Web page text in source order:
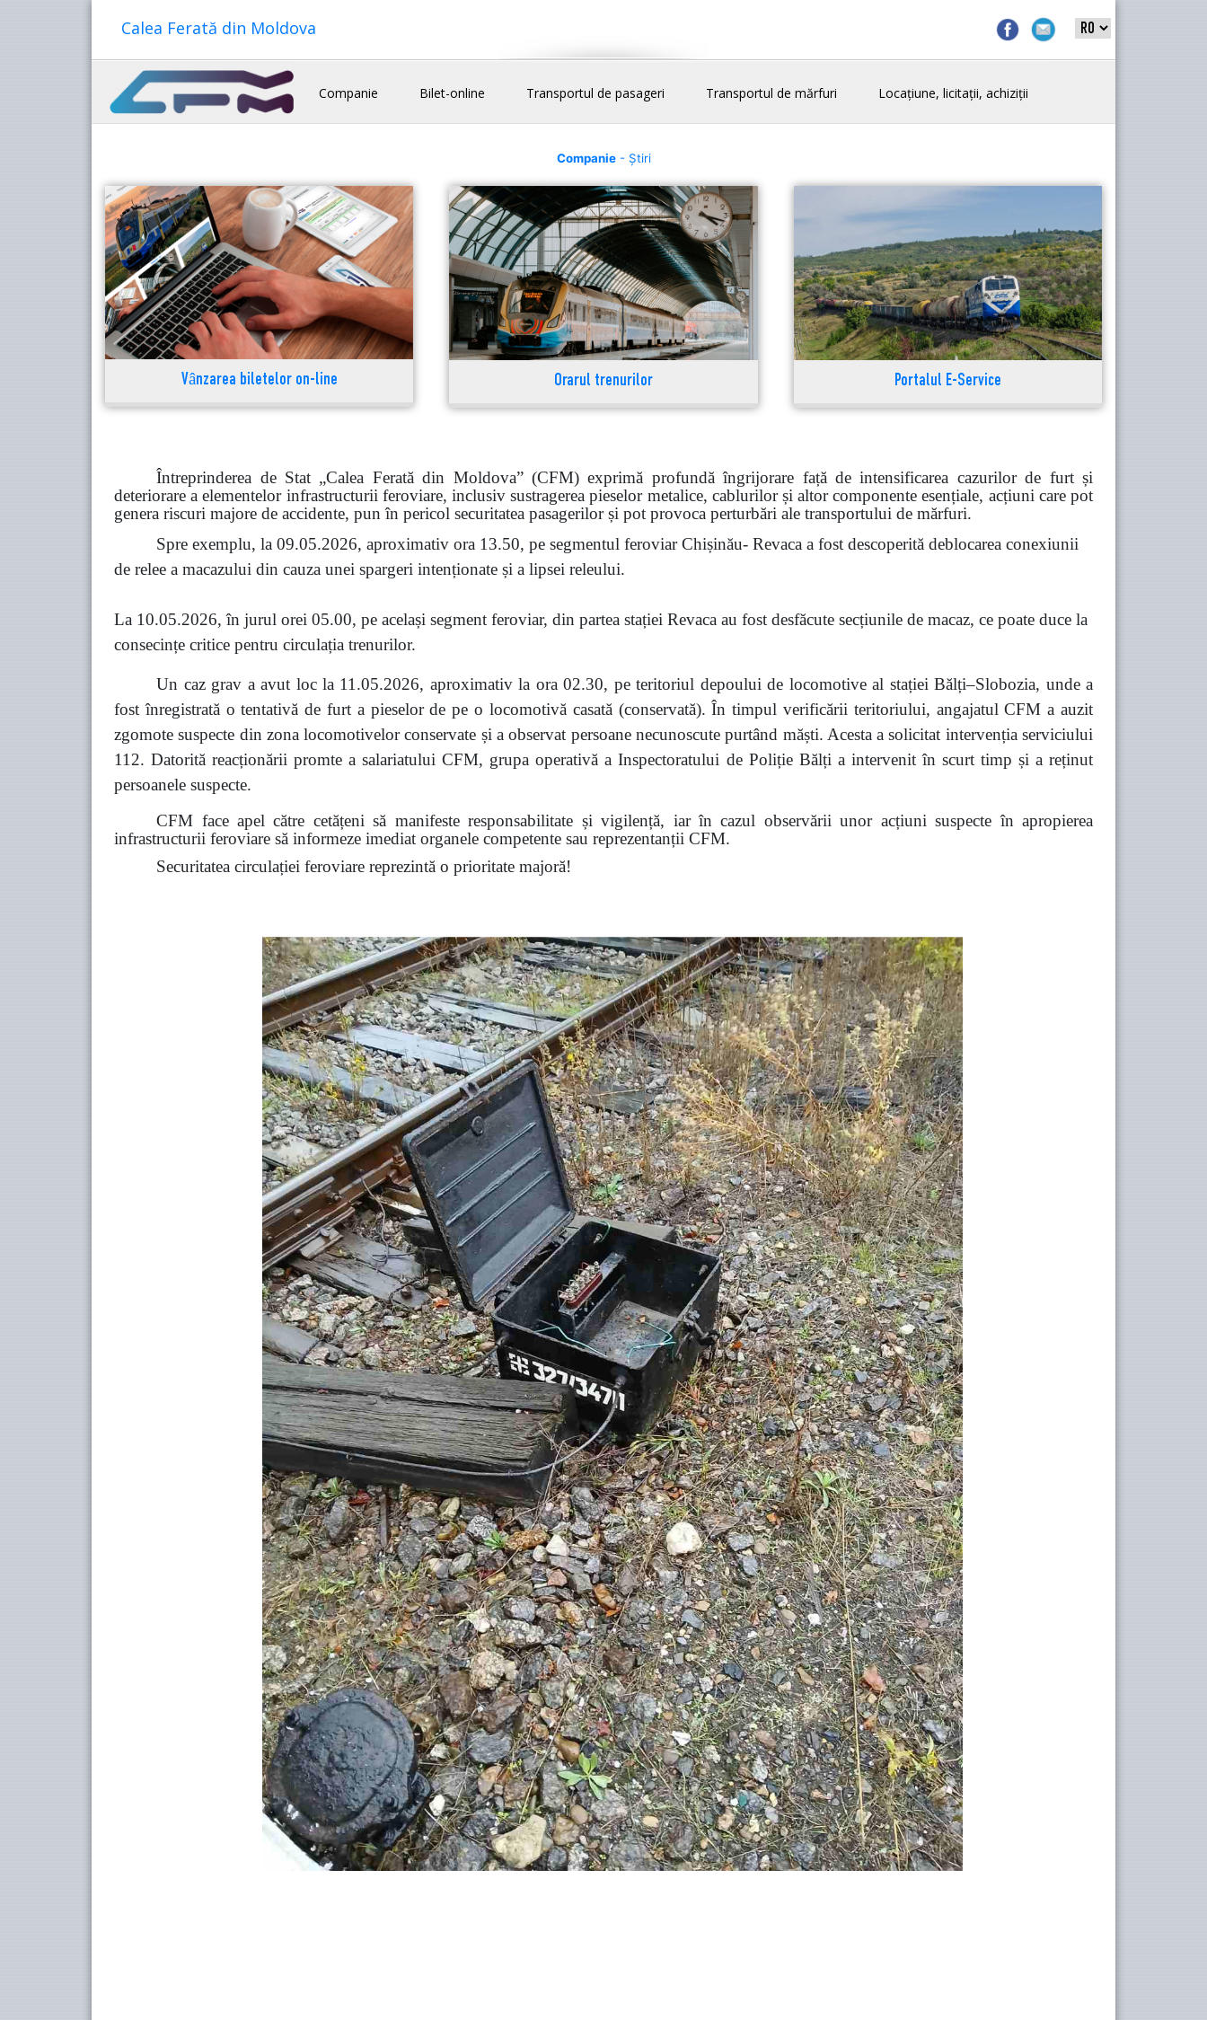
Calea Ferată din Moldova
Companie Bilet-online Transportul de pasageri Transportul de mărfuri Locațiune, licitații, achiziții
Companie- Știri
Vânzarea biletelor on-line Orarul trenurilor Portalul E-Service
Întreprinderea de Stat „Calea Ferată din Moldova” (CFM) exprimă profundă îngrijorare față de intensificarea cazurilor de furt și
deteriorare a elementelor infrastructurii feroviare, inclusiv sustragerea pieselor metalice, cablurilor și altor componente esențiale, acțiuni care pot
genera riscuri majore de accidente, pun în pericol securitatea pasagerilor și pot provoca perturbări ale transportului de mărfuri.
Spre exemplu, la 09.05.2026, aproximativ ora 13.50, pe segmentul feroviar Chișinău- Revaca a fost descoperită deblocarea conexiunii
de relee a macazului din cauza unei spargeri intenționate și a lipsei releului.
La 10.05.2026, în jurul orei 05.00, pe același segment feroviar, din partea stației Revaca au fost desfăcute secțiunile de macaz, ce poate duce la
consecințe critice pentru circulația trenurilor.
Un caz grav a avut loc la 11.05.2026, aproximativ la ora 02.30, pe teritoriul depoului de locomotive al stației Bălți–Slobozia, unde a
fost înregistrată o tentativă de furt a pieselor de pe o locomotivă casată (conservată). În timpul verificării teritoriului, angajatul CFM a auzit
zgomote suspecte din zona locomotivelor conservate și a observat persoane necunoscute purtând măști. Acesta a solicitat intervenția serviciului
112. Datorită reacționării promte a salariatului CFM, grupa operativă a Inspectoratului de Poliție Bălți a intervenit în scurt timp și a reținut
persoanele suspecte.
CFM face apel către cetățeni să manifeste responsabilitate și vigilență, iar în cazul observării unor acțiuni suspecte în apropierea
infrastructurii feroviare să informeze imediat organele competente sau reprezentanții CFM.
Securitatea circulației feroviare reprezintă o prioritate majoră!